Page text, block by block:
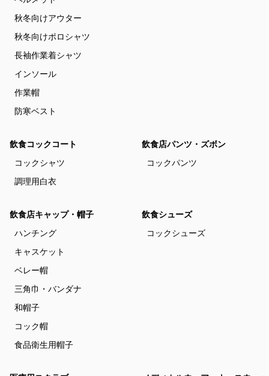
秋冬向けアウター
秋冬向けポロシャツ
長袖作業着シャツ
インソール
作業帽
防寒ベスト
飲食コックコート
コックシャツ
調理用白衣
飲食店パンツ・ズボン
コックパンツ
飲食店キャップ・帽子
ハンチング
キャスケット
ベレー帽
三角巾・バンダナ
和帽子
コック帽
食品衛生用帽子
飲食シューズ
コックシューズ